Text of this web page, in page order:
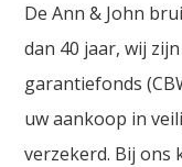
De Ann & John
dan 40 jaar, wij
garantiefonds
uw aankoop in
verzekerd. Bij ons